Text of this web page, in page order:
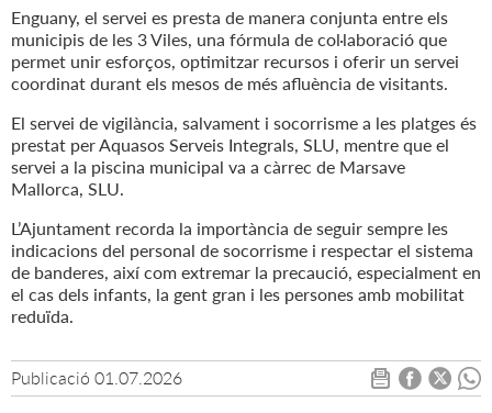
Enguany, el servei es presta de manera conjunta entre els
municipis de les 3 Viles, una fórmula de col·laboració que
permet unir esforços, optimitzar recursos i oferir un servei
coordinat durant els mesos de més afluència de visitants.
El servei de vigilància, salvament i socorrisme a les platges és
prestat per Aquasos Serveis Integrals, SLU, mentre que el
servei a la piscina municipal va a càrrec de Marsave
Mallorca, SLU.
L’Ajuntament recorda la importància de seguir sempre les
indicacions del personal de socorrisme i respectar el sistema
de banderes, així com extremar la precaució, especialment en
el cas dels infants, la gent gran i les persones amb mobilitat
reduïda.
Publicació 01.07.2026